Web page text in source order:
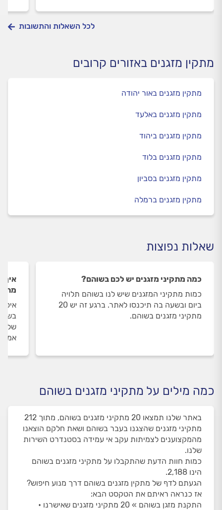
לכל השאלות והתשובות
מתקין מזגנים באזורים קרובים
מתקין מזגנים באור יהודה
מתקין מזגנים באלעד
מתקין מזגנים ביהוד
מתקין מזגנים בלוד
מתקין מזגנים בסביון
מתקין מזגנים ברמלה
שאלות נפוצות
כמה מתקיני מזגנים יש לכם בשוהם?
כמות מתקיני המזגנים שיש לנו בשוהם תלויה
ביום ובשעה בה תיכנסו לאתר. ברגע זה יש 20
מתקיני מזגנים בשוהם.
איך
כמה מילים על מתקיני מזגנים בשוהם
באתר שלנו תמצאו 20 מתקיני מזגנים בשוהם, מתוך 212
מתקיני מזגנים שהצגנו בעבר בשוהם ושאת חלקם הוצאנו
מהמקצוענים לצמיתות עקב אי עמידה בסטנדרט השירות
שלנו.
כמות חוות הדעת שהתקבלו על מתקיני מזגנים בשוהם
הינו 2,188.
הגעתם לדף של מתקין מזגנים בשוהם דרך מנוע חיפוש?
אז כנראה ראיתם את הטקסט הבא:
התקנת מזגן בשוהם » 20 מתקיני מזגנים שאישרנו •